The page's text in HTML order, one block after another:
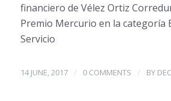
financiero de Vélez Ortiz
Premio Mercurio en la categoría
Servicio
14 JUNE, 2017 / 0 COMMENTS / BY